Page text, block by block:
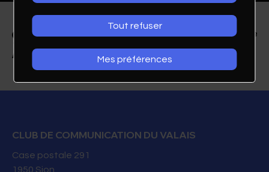
Johanne Mayoraz
Debout sur la table Sàrl
CLUB DE COMMUNICATION DU VALAIS
Case postale 291
1950 Sion
Tout refuser
Mes préférences